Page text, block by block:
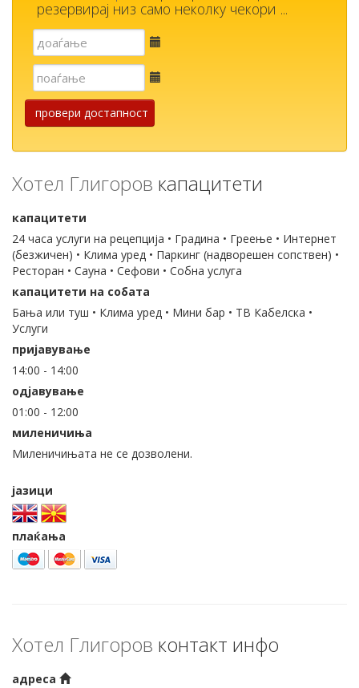
резервирај низ само неколку чекори ...
Е-
пошта
Е-
пошта
провери достапност
Хотел Глигоров капацитети
капацитети
24 часа услуги на рецепција • Градина • Греење • Интернет
(безжичен) • Клима уред • Паркинг (надворешен сопствен) •
Ресторан • Сауна • Сефови • Собна услуга
капацитети на собата
Бања или туш • Клима уред • Мини бар • ТВ Кабелска •
Услуги
пријавување
14:00 - 14:00
одјавување
01:00 - 12:00
миленичиња
Миленичињата не се дозволени.
јазици
плаќања
Хотел Глигоров контакт инфо
адреса